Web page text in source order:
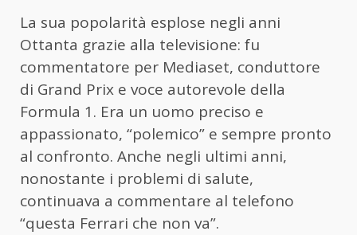
La sua popolarità esplose negli anni
Ottanta grazie alla televisione: fu
commentatore per Mediaset, conduttore
di Grand Prix e voce autorevole della
Formula 1. Era un uomo preciso e
appassionato, “polemico” e sempre pronto
al confronto. Anche negli ultimi anni,
nonostante i problemi di salute,
continuava a commentare al telefono
“questa Ferrari che non va”.